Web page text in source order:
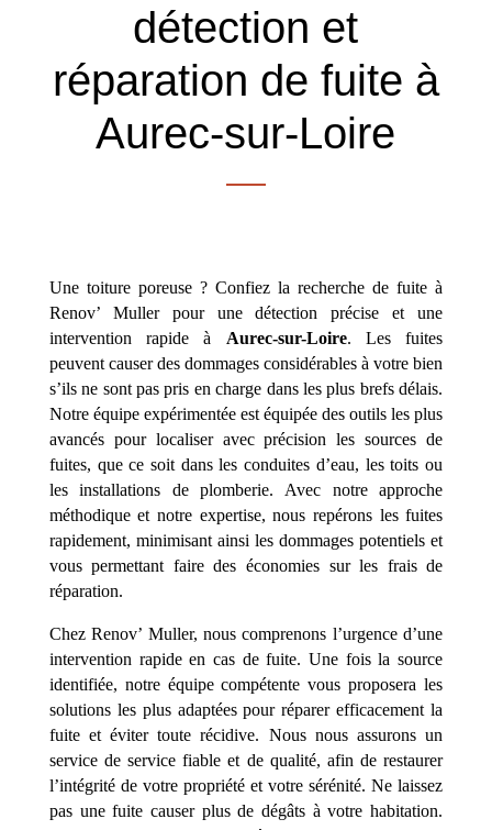
détection et
réparation de fuite à
Aurec-sur-Loire
Une toiture poreuse ? Confiez la recherche de fuite à
Renov’ Muller pour une détection précise et une
intervention rapide à Aurec-sur-Loire. Les fuites
peuvent causer des dommages considérables à votre bien
s’ils ne sont pas pris en charge dans les plus brefs délais.
Notre équipe expérimentée est équipée des outils les plus
avancés pour localiser avec précision les sources de
fuites, que ce soit dans les conduites d’eau, les toits ou
les installations de plomberie. Avec notre approche
méthodique et notre expertise, nous repérons les fuites
rapidement, minimisant ainsi les dommages potentiels et
vous permettant faire des économies sur les frais de
réparation.
Chez Renov’ Muller, nous comprenons l’urgence d’une
intervention rapide en cas de fuite. Une fois la source
identifiée, notre équipe compétente vous proposera les
solutions les plus adaptées pour réparer efficacement la
fuite et éviter toute récidive. Nous nous assurons un
service de service fiable et de qualité, afin de restaurer
l’intégrité de votre propriété et votre sérénité. Ne laissez
pas une fuite causer plus de dégâts à votre habitation.